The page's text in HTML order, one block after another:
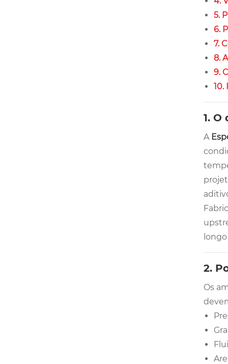
5.
6.
7.
8.
9.
10.
1.
A
2.
Os